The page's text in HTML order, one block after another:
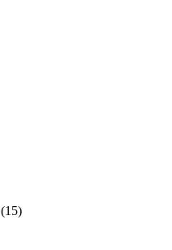
(15)